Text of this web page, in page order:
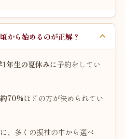
から始めるのが正解？
1年生の夏休みに予約をしてい
約70%ほどの方が決められてい
、多くの振袖の中から選べ